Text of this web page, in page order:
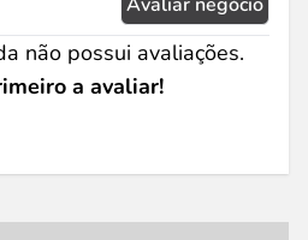
não possui avaliações.
a avaliar!